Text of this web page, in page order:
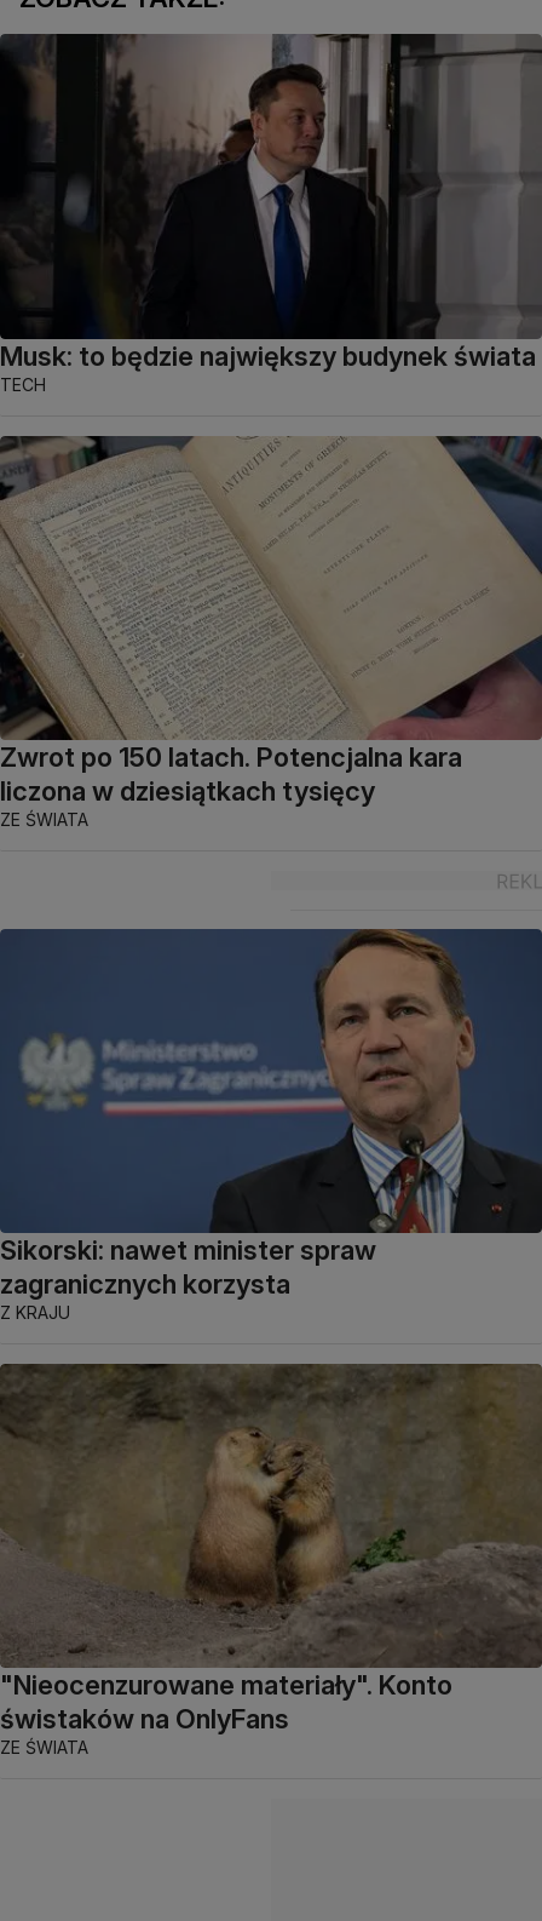
Musk: to będzie największy budynek świata
TECH
Zwrot po 150 latach. Potencjalna kara
liczona w dziesiątkach tysięcy
ZE ŚWIATA
Sikorski: nawet minister spraw
zagranicznych korzysta
Z KRAJU
"Nieocenzurowane materiały". Konto
świstaków na OnlyFans
ZE ŚWIATA